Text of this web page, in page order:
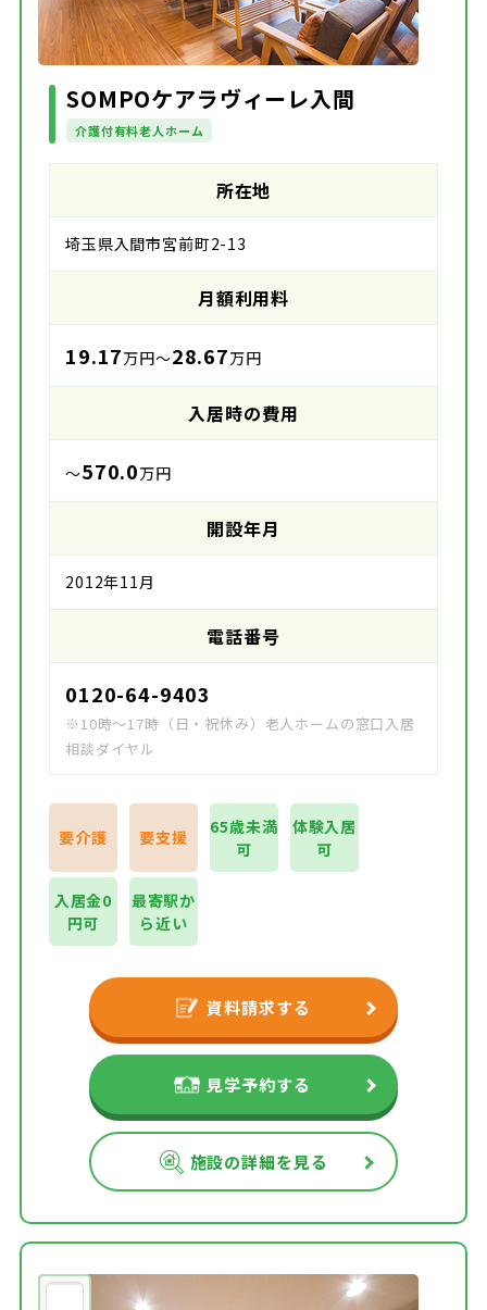
SOMPOケアラヴィーレ入間
介護付有料老人ホーム
所在地
埼玉県入間市宮前町2-13
月額利用料
19.17万円～28.67万円
入居時の費用
～570.0万円
開設年月
2012年11月
電話番号
0120-64-9403
※10時～17時（日・祝休み）老人ホームの窓口入居
相談ダイヤル
要介護 要支援
65歳未満
可
体験入居
可
入居金0
円可
最寄駅か
ら近い
資料請求する
見学予約する
施設の詳細を見る